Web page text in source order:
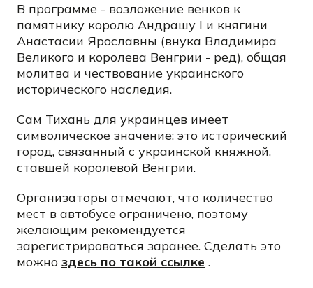
В программе - возложение венков к
памятнику королю Андрашу I и княгини
Анастасии Ярославны (внука Владимира
Великого и королева Венгрии - ред), общая
молитва и чествование украинского
исторического наследия.
Сам Тихань для украинцев имеет
символическое значение: это исторический
город, связанный с украинской княжной,
ставшей королевой Венгрии.
Организаторы отмечают, что количество
мест в автобусе ограничено, поэтому
желающим рекомендуется
зарегистрироваться заранее. Сделать это
можно здесь по такой ссылке .